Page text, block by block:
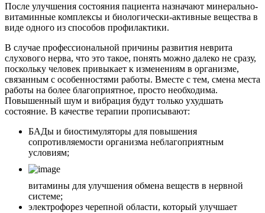
После улучшения состояния пациента назначают минерально-
витаминные комплексы и биологически-активные вещества в
виде одного из способов профилактики.
В случае профессиональной причины развития неврита
слухового нерва, что это такое, понять можно далеко не сразу,
поскольку человек привыкает к изменениям в организме,
связанным с особенностями работы. Вместе с тем, смена места
работы на более благоприятное, просто необходима.
Повышенный шум и вибрация будут только ухудшать
состояние. В качестве терапии прописывают:
БАДы и биостимуляторы для повышения
сопротивляемости организма неблагоприятным
условиям;
витамины для улучшения обмена веществ в нервной
системе;
электрофорез черепной области, который улучшает